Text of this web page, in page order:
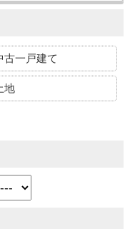
古一戸建て
地